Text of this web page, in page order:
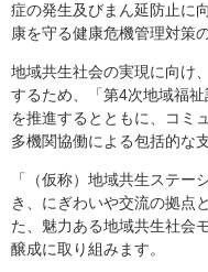
症の発生及びまん延防止に
康を守る健康危機管理対策
地域共生社会の実現に向け
するため、「第4次地域福
を推進するとともに、コミ
多機関協働による包括的な
「（仮称）地域共生ステ
き、にぎわいや交流の拠点
た、魅力ある地域共生社会
醸成に取り組みます。